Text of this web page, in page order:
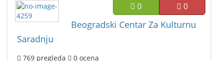
0 0
Beogradski Centar Za Kulturnu
Saradnju
769 pregleda 0 ocena